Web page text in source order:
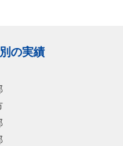
の実績